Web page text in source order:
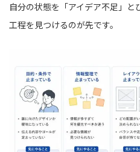
自分の状態を「アイデア不足」と
工程を見つけるのが先です。